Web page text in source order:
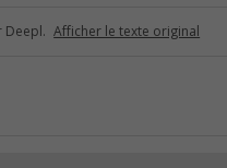
Deepl. Afficher le texte original